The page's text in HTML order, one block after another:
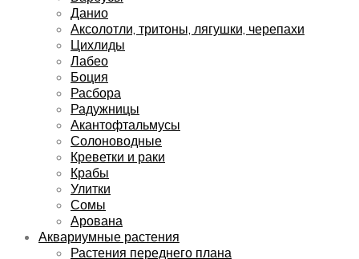
Данио
Аксолотли, тритоны, лягушки, черепахи
Цихлиды
Лабео
Боция
Расбора
Радужницы
Акантофтальмусы
Солоноводные
Креветки и раки
Крабы
Улитки
Сомы
Арована
Аквариумные растения
Растения переднего плана